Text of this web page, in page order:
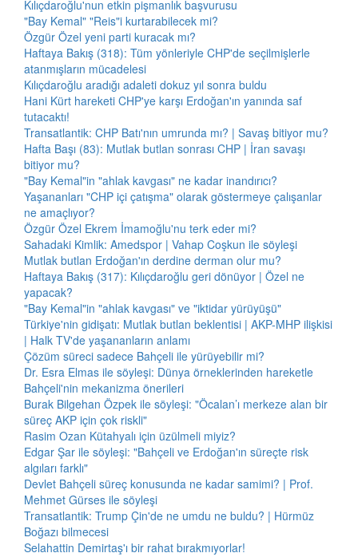
Kılıçdaroğlu'nun etkin pişmanlık başvurusu
"Bay Kemal" "Reis"i kurtarabilecek mi?
Özgür Özel yeni parti kuracak mı?
Haftaya Bakış (318): Tüm yönleriyle CHP'de seçilmişlerle
atanmışların mücadelesi
Kılıçdaroğlu aradığı adaleti dokuz yıl sonra buldu
Hani Kürt hareketi CHP'ye karşı Erdoğan'ın yanında saf
tutacaktı!
Transatlantik: CHP Batı'nın umrunda mı? | Savaş bitiyor mu?
Hafta Başı (83): Mutlak butlan sonrası CHP | İran savaşı
bitiyor mu?
"Bay Kemal"in "ahlak kavgası" ne kadar inandırıcı?
Yaşananları "CHP içi çatışma" olarak göstermeye çalışanlar
ne amaçlıyor?
Özgür Özel Ekrem İmamoğlu'nu terk eder mi?
Sahadaki Kimlik: Amedspor | Vahap Coşkun ile söyleşi
Mutlak butlan Erdoğan'ın derdine derman olur mu?
Haftaya Bakış (317): Kılıçdaroğlu geri dönüyor | Özel ne
yapacak?
"Bay Kemal"in "ahlak kavgası" ve "iktidar yürüyüşü"
Türkiye'nin gidişatı: Mutlak butlan beklentisi | AKP-MHP ilişkisi
| Halk TV'de yaşananların anlamı
Çözüm süreci sadece Bahçeli ile yürüyebilir mi?
Dr. Esra Elmas ile söyleşi: Dünya örneklerinden hareketle
Bahçeli'nin mekanizma önerileri
Burak Bilgehan Özpek ile söyleşi: "Öcalan’ı merkeze alan bir
süreç AKP için çok riskli"
Rasim Ozan Kütahyalı için üzülmeli miyiz?
Edgar Şar ile söyleşi: "Bahçeli ve Erdoğan'ın süreçte risk
algıları farklı"
Devlet Bahçeli süreç konusunda ne kadar samimi? | Prof.
Mehmet Gürses ile söyleşi
Transatlantik: Trump Çin'de ne umdu ne buldu? | Hürmüz
Boğazı bilmecesi
Selahattin Demirtaş'ı bir rahat bırakmıyorlar!